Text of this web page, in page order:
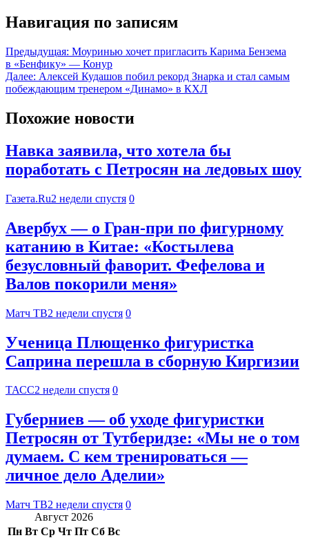
Навигация по записям
Предыдущая: Моуринью хочет пригласить Карима Бензема
в «Бенфику» — Конур
Далее: Алексей Кудашов побил рекорд Знарка и стал самым
побеждающим тренером «Динамо» в КХЛ
Похожие новости
Навка заявила, что хотела бы
поработать с Петросян на ледовых шоу
Газета.Ru2 недели спустя 0
Авербух — о Гран‑при по фигурному
катанию в Китае: «Костылева
безусловный фаворит. Фефелова и
Валов покорили меня»
Матч ТВ2 недели спустя 0
Ученица Плющенко фигуристка
Саприна перешла в сборную Киргизии
ТАСС2 недели спустя 0
Губерниев — об уходе фигуристки
Петросян от Тутберидзе: «Мы не о том
думаем. С кем тренироваться —
личное дело Аделии»
Матч ТВ2 недели спустя 0
Август 2026
Пн Вт Ср Чт Пт Сб Вс